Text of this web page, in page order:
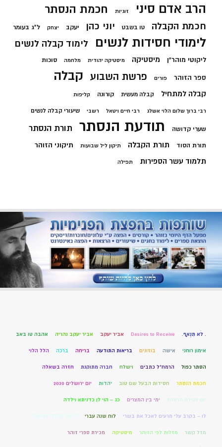
הרב אדם סיני זוגיות חכמת הנסתר
חכמת הקבלה טו בשבט יוני כהן יעקב יצחק ל"ג בעומר
לימודי חסידות לנשים לימוד קבלה לנשים
ליקוטי מוהר"ן מיסטיקה מיסטיקה יהודית מלחמה סוכות
ספר הזוהר פורים פרשת השבוע קבלה
קבלה למתחיל קבלה מעשית קורונה קליפות
רבי ברוך שלום הלוי אשלג רבי חיים ויטאל רשבי שיעורי קבלה לנשים
שערי קדושה תודעת הנסתר תורת הנסתר
תורת הסוד תורת הקבלה תיקון ליל שבועות תיקוני הזוהר
תלמוד עשר הספירות תפילה
. לֹא תִנְאָף. Desires to Receive אביר יעקב אביר יעקב נהריה אהבה טו באב
אימון רוחני אישה בוזונים בריאות התודעה בריחה ברכה הלל הלוי
הסתר כפול הרמח"ל כתבים וישלח חברה מתוקנת חזרה בשאלה
חכמת הנסתר חסידות הבעל שם טוב יהדות יום ירושלים 2020
יום פטירת הרמחל ימי בין המצרים כג – הוי לן כדניתא וילדה
לו – בקרב עלי מרעים לאכל את בשרי לוח שנה עברי לימוד קבלה לאישה
מזל קשר מזלות לפי הזוהר מיסטיקה מכירת ספרי זוהר